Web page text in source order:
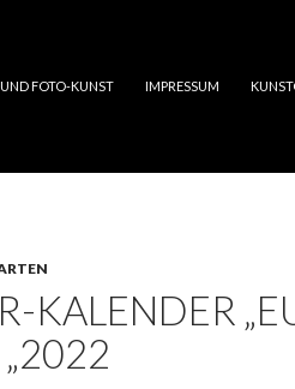
FOTO-KUNST IMPRESSUM
KALENDER